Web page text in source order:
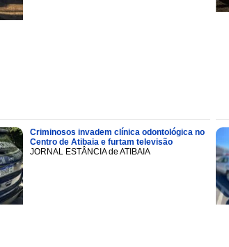
Criminosos invadem clínica odontológica no
Centro de Atibaia e furtam televisão
JORNAL ESTÂNCIA de ATIBAIA